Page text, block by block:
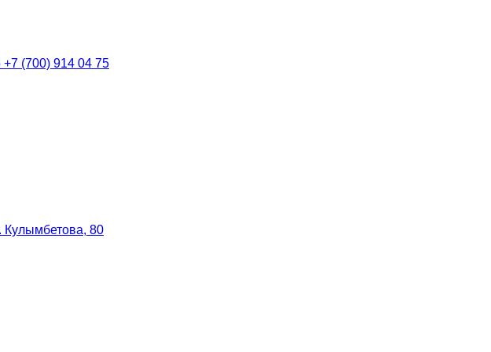
+7 (700) 914 04 75
Кулымбетова, 80